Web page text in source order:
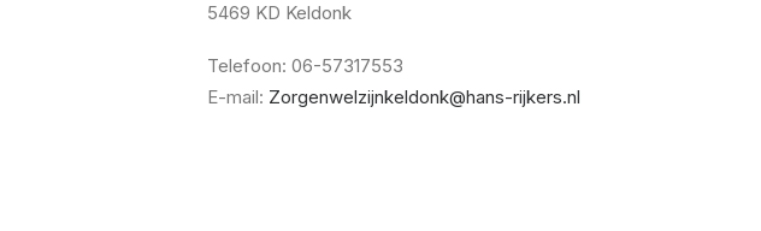
5469 KD Keldonk
Telefoon: 06-57317553
E-mail: Zorgenwelzijnkeldonk@hans-rijkers.nl